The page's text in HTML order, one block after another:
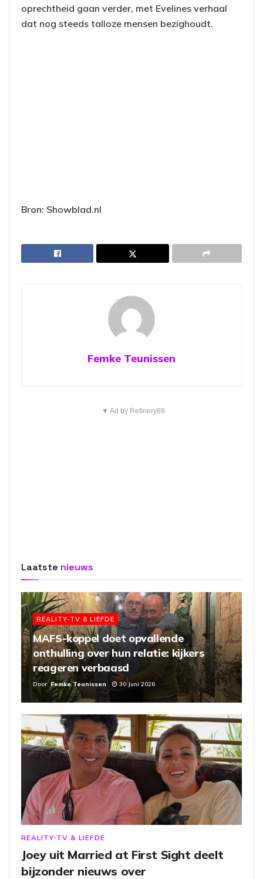
oprechtheid gaan verder, met Evelines verhaal
dat nog steeds talloze mensen bezighoudt.
Bron: Showblad.nl
Femke Teunissen
▼ Ad by Refinery89
Laatste nieuws
REALITY-TV & LIEFDE
MAFS-koppel doet opvallende
onthulling over hun relatie: kijkers
reageren verbaasd
Door Femke Teunissen 30 Juni 2026
REALITY-TV & LIEFDE
Joey uit Married at First Sight deelt
bijzonder nieuws over